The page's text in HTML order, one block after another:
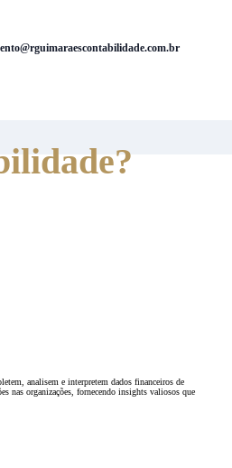
analisem e interpretem dados financeiros de
nas organizações, fornecendo insights valiosos que